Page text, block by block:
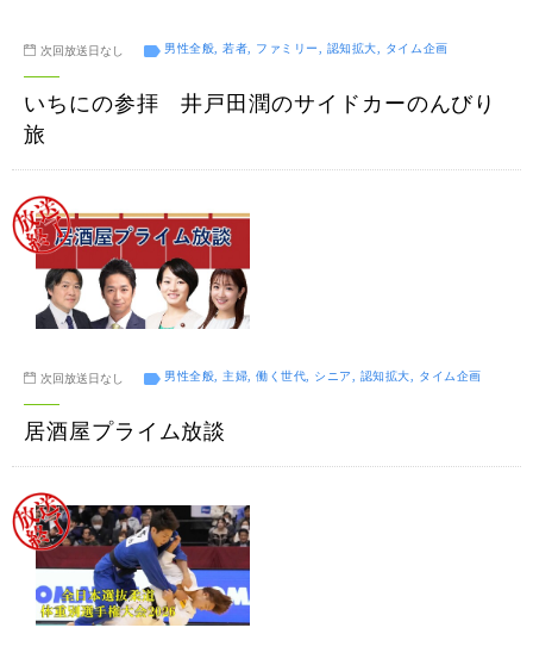
次回放送日なし 男性全般, 若者, ファミリー, 認知拡大, タイム企画
いちにの参拝 井戸田潤のサイドカーのんびり
旅
次回放送日なし 男性全般, 主婦, 働く世代, シニア, 認知拡大, タイム企画
居酒屋プライム放談